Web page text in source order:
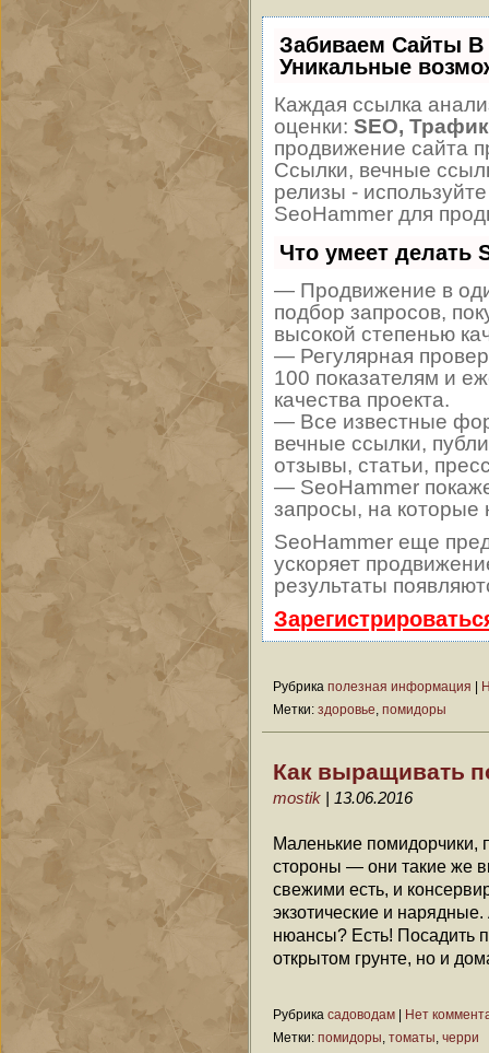
Забиваем Сайты
Уникальные
Каждая ссылка
оценки: SEO,
продвижение сайта
Ссылки, вечные
релизы -
SeoHammer для
Что умеет делать
— Продвижение в
подбор запросов,
высокой степенью
— Регулярная
100 показателям и
качества проекта.
— Все известные
вечные ссылки,
отзывы, статьи,
— SeoHammer
запросы, на которые
SeoHammer еще
ускоряет
результаты
Рубрика полезная информация
Метки: здоровье помидоры
Как выращивать
mostik | 13.06.2016
Маленькие помидорчики,
стороны — они такие же
свежими есть, и
экзотические и
нюансы? Есть! Посадить
открытом грунте, но и
Рубрика садоводам
Нет
Метки: помидоры томаты черри